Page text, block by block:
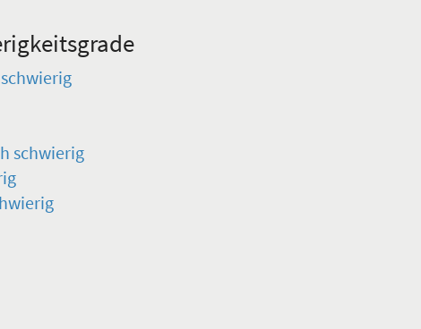
schwierig